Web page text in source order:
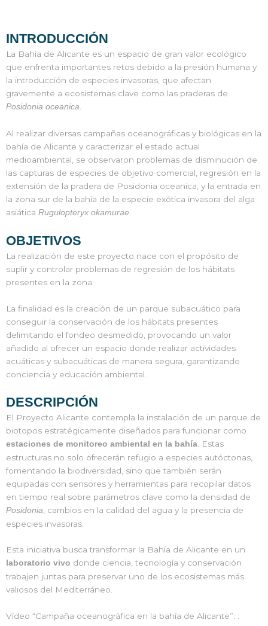
INTRODUCCIÓN
La Bahía de Alicante es un espacio de gran valor ecológico
que enfrenta importantes retos debido a la presión humana y
la introducción de especies invasoras, que afectan
gravemente a ecosistemas clave como las praderas de
Posidonia oceanica
Al realizar diversas campañas oceanográficas y biológicas en la
bahía de Alicante y caracterizar el estado actual
medioambiental, se observaron problemas de disminución de
las capturas de especies de objetivo comercial, regresión en la
extensión de la pradera de Posidonia oceanica, y la entrada en
la zona sur de la bahía de la especie exótica invasora del alga
asiática Rugulopteryx okamurae
OBJETIVOS
La realización de este proyecto nace con el propósito de
suplir y controlar problemas de regresión de los hábitats
presentes en la zona.
La finalidad es la creación de un parque subacuático para
conseguir la conservación de los hábitats presentes
delimitando el fondeo desmedido, provocando un valor
añadido al ofrecer un espacio donde realizar actividades
acuáticas y subacuáticas de manera segura, garantizando
conciencia y educación ambiental.
DESCRIPCIÓN
El Proyecto Alicante contempla la instalación de un parque de
biotopos estratégicamente diseñados para funcionar como
estaciones de monitoreo ambiental en la bahía . Estas
estructuras no solo ofrecerán refugio a especies autóctonas,
fomentando la biodiversidad, sino que también serán
equipadas con sensores y herramientas para recopilar datos
en tiempo real sobre parámetros clave como la densidad de
Posidonia , cambios en la calidad del agua y la presencia de
especies invasoras.
Esta iniciativa busca transformar la Bahía de Alicante en un
laboratorio vivo donde ciencia, tecnología y conservación
trabajen juntas para preservar uno de los ecosistemas más
valiosos del Mediterráneo.
Vídeo “Campaña oceanográfica en la bahía de Alicante”: :